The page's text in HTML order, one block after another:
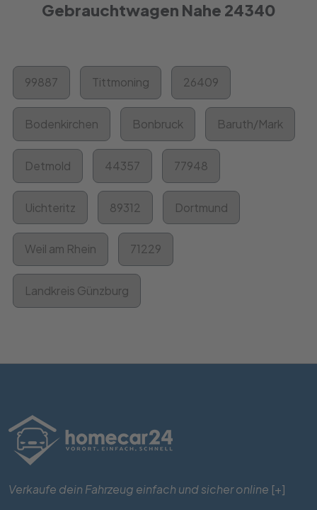
Gebrauchtwagen Nahe 24340
99887 Tittmoning 26409
Bodenkirchen Bonbruck Baruth/Mark
Detmold 44357 77948
Uichteritz 89312 Dortmund
Weil am Rhein 71229
Landkreis Günzburg
Verkaufe dein Fahrzeug einfach und sicher online [+]